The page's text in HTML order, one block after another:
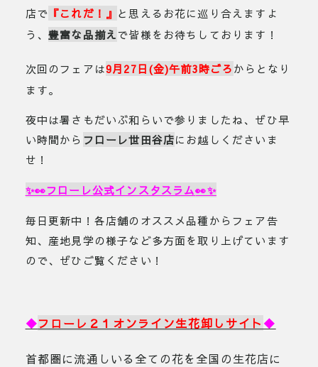
店で 『これだ！』 と思えるお花に巡り合えますよ
う、 豊富な品揃えで皆様をお待ちしております！
次回のフェアは9月27日(金)午前3時ごろからとなり
ます。
夜中は暑さもだいぶ和らいで参りましたね、ぜひ早
い時間から フローレ世田谷店にお越しくださいま
せ！
✨👀フローレ公式インスタスラム👀✨
毎日更新中！各店舗のオススメ品種からフェア告
知、産地見学の様子など多方面を取り上げています
ので、ぜひご覧ください！
◆フローレ２１オンライン生花卸しサイト ◆
首都圏に流通しいる全ての花を全国の生花店に